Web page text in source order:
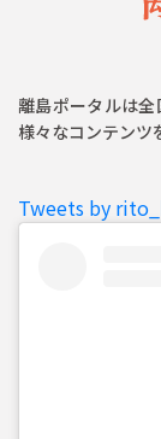
離島ポータルは
様々なコンテンツ
Tweets by